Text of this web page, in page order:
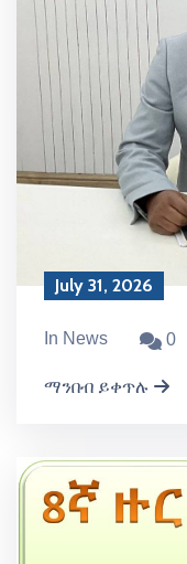
July 31, 2026
In News 0
ማንበብ ይቀጥሉ